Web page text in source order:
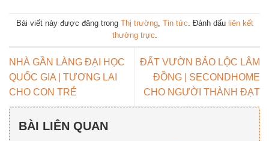
Bài viết này được đăng trong Thị trường, Tin tức. Đánh dấu liên kết
thường trực.
NHÀ GẦN LÀNG ĐẠI HỌC
QUỐC GIA | TƯƠNG LAI
CHO CON TRẺ
ĐẤT VƯỜN BẢO LỘC LÂM
ĐỒNG | SECONDHOME
CHO NGƯỜI THÀNH ĐẠT
BÀI LIÊN QUAN